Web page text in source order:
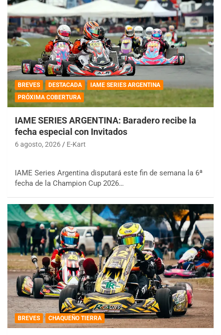
BREVES DESTACADA
IAME SERIES ARGENTINA
PRÓXIMA COBERTURA
IAME SERIES ARGENTINA: Baradero recibe la
fecha especial con Invitados
6 agosto, 2026 E-Kart
IAME Series Argentina disputará este fin de semana la 6ª
fecha de la Champion Cup 2026…
BREVES CHAQUEÑO TIERRA